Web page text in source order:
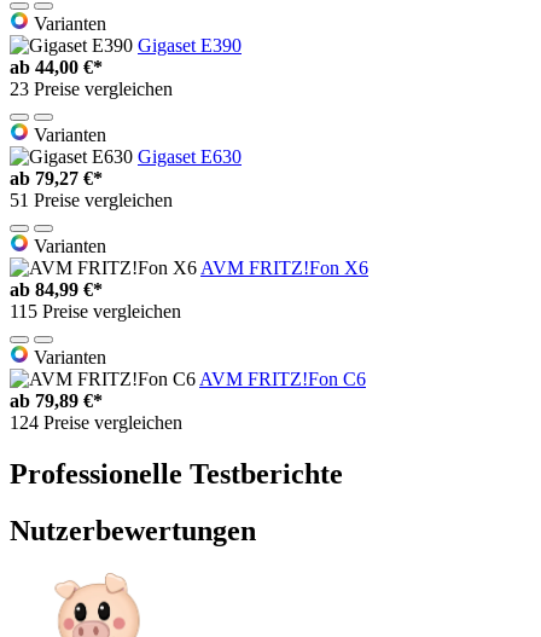
Varianten
Gigaset E390
ab 44,00 €*
23 Preise vergleichen
Varianten
Gigaset E630
ab 79,27 €*
51 Preise vergleichen
Varianten
AVM FRITZ!Fon X6
ab 84,99 €*
115 Preise vergleichen
Varianten
AVM FRITZ!Fon C6
ab 79,89 €*
124 Preise vergleichen
Professionelle Testberichte
Nutzerbewertungen